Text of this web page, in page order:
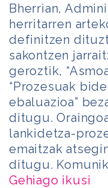
Bherrian,
herritarren
definitzen
sakontzen
geroztik,
“Prozesuak
ebaluazioa”
ditugu.
lankidetza-
emaitzak
ditugu.
Gehiago ikusi